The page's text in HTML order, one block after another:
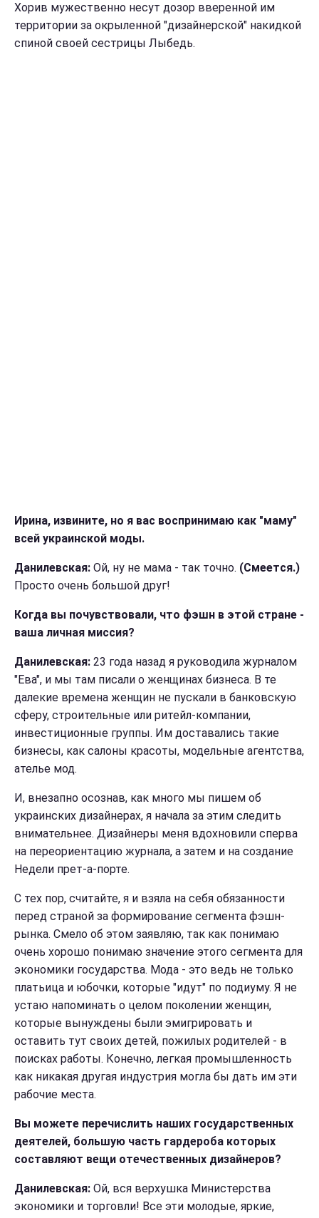
Хорив мужественно несут дозор вверенной им
территории за окрыленной "дизайнерской" накидкой
спиной своей сестрицы Лыбедь.
Ирина, извините, но я вас воспринимаю как "маму"
всей украинской моды.
Данилевская: Ой, ну не мама - так точно. (Смеется.)
Просто очень большой друг!
Когда вы почувствовали, что фэшн в этой стране -
ваша личная миссия?
Данилевская: 23 года назад я руководила журналом
"Ева", и мы там писали о женщинах бизнеса. В те
далекие времена женщин не пускали в банковскую
сферу, строительные или ритейл-компании,
инвестиционные группы. Им доставались такие
бизнесы, как салоны красоты, модельные агентства,
ателье мод.
И, внезапно осознав, как много мы пишем об
украинских дизайнерах, я начала за этим следить
внимательнее. Дизайнеры меня вдохновили сперва
на переориентацию журнала, а затем и на создание
Недели прет-а-порте.
С тех пор, считайте, я и взяла на себя обязанности
перед страной за формирование сегмента фэшн-
рынка. Смело об этом заявляю, так как понимаю
очень хорошо понимаю значение этого сегмента для
экономики государства. Мода - это ведь не только
платьица и юбочки, которые "идут" по подиуму. Я не
устаю напоминать о целом поколении женщин,
которые вынуждены были эмигрировать и
оставить тут своих детей, пожилых родителей - в
поисках работы. Конечно, легкая промышленность
как никакая другая индустрия могла бы дать им эти
рабочие места.
Вы можете перечислить наших государственных
деятелей, большую часть гардероба которых
составляют вещи отечественных дизайнеров?
Данилевская: Ой, вся верхушка Министерства
экономики и торговли! Все эти молодые, яркие,